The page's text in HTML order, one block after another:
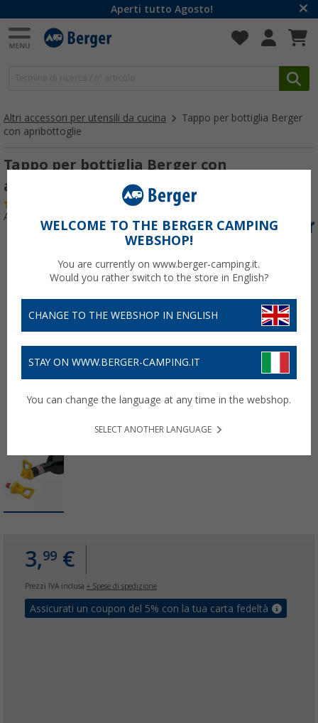
Aperti tutto Agosto!
Altri accessori per utensili da cucina
Tappo per bottiglia Berger
con apribottoglie
Tappo per bottiglia Berger con
apribottoglie
Articolo n: 452650
3,99 €
Prezzi IVA inclusa + Spese di spedizione
Assicurati un coupon del 5% con la tua carta fedeltà
WELCOME TO THE BERGER CAMPING
WEBSHOP!
You are currently on www.berger-camping.it.
Would you rather switch to the store in English?
CHANGE TO THE WEBSHOP IN ENGLISH
STAY ON WWW.BERGER-CAMPING.IT
You can change the language at any time in the webshop.
SELECT ANOTHER LANGUAGE